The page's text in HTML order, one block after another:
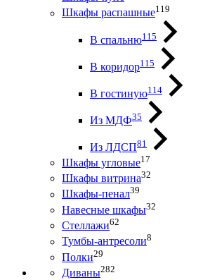
Шкафы распашные119
В спальню115
В коридор115
В гостиную114
Из МДФ35
Из ЛДСП81
Шкафы угловые17
Шкафы витрина32
Шкафы-пенал39
Навесные шкафы32
Стеллажи62
Тумбы-антресоли8
Полки29
Диваны282